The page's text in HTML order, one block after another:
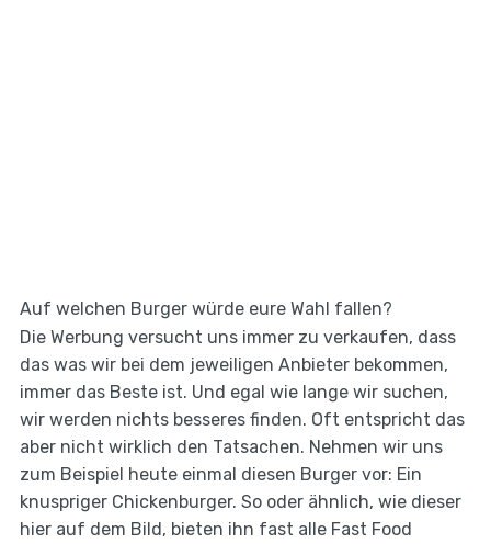
Auf welchen Burger würde eure Wahl fallen?
Die Werbung versucht uns immer zu verkaufen, dass
das was wir bei dem jeweiligen Anbieter bekommen,
immer das Beste ist. Und egal wie lange wir suchen,
wir werden nichts besseres finden. Oft entspricht das
aber nicht wirklich den Tatsachen. Nehmen wir uns
zum Beispiel heute einmal diesen Burger vor: Ein
knuspriger Chickenburger. So oder ähnlich, wie dieser
hier auf dem Bild, bieten ihn fast alle Fast Food